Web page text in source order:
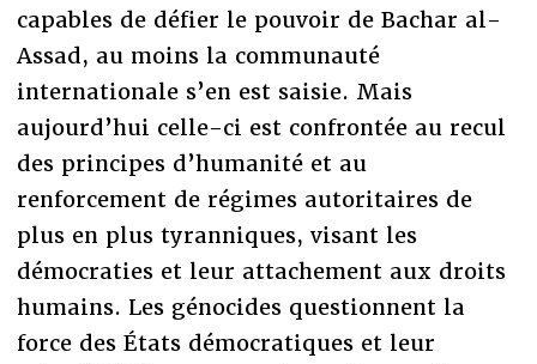
capables de défier le pouvoir de Bachar al-
Assad, au moins la communauté
internationale s’en est saisie. Mais
aujourd’hui celle-ci est confrontée au recul
des principes d’humanité et au
renforcement de régimes autoritaires de
plus en plus tyranniques, visant les
démocraties et leur attachement aux droits
humains. Les génocides questionnent la
force des États démocratiques et leur